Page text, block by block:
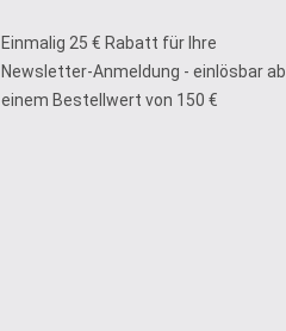
Einmalig 25 € Rabatt für Ihre
Newsletter-Anmeldung - einlösbar ab
einem Bestellwert von 150 €